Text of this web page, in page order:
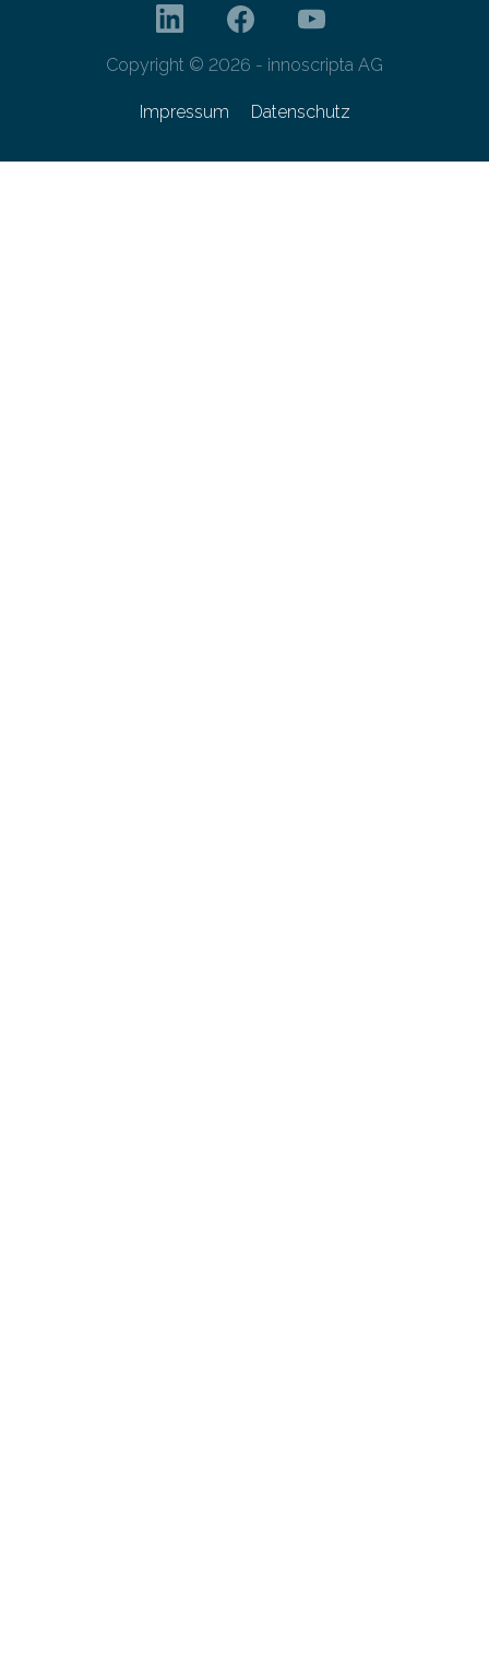
Copyright © 2026 - innoscripta AG
Impressum Datenschutz